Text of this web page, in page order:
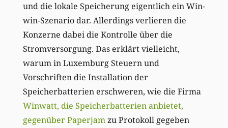
und die lokale Speicherung eigentlich ein Win-
win-Szenario dar. Allerdings verlieren die
Konzerne dabei die Kontrolle über die
Stromversorgung. Das erklärt vielleicht,
warum in Luxemburg Steuern und
Vorschriften die Installation der
Speicherbatterien erschweren, wie die Firma
Winwatt, die Speicherbatterien anbietet,
gegenüber Paperjamzu Protokoll gegeben